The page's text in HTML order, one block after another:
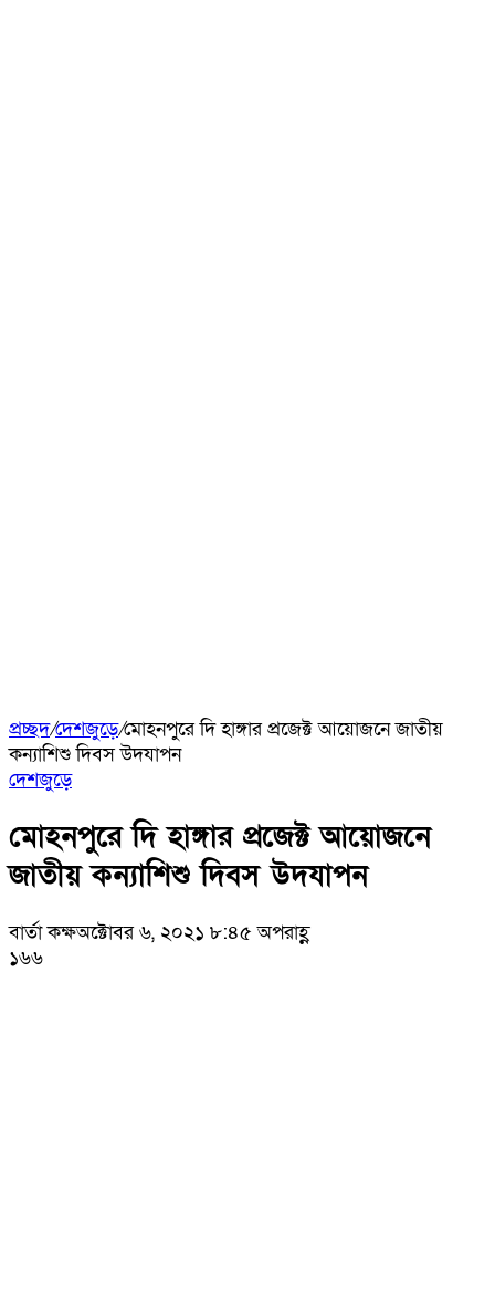
প্রচ্ছদ/দেশজুড়ে/মোহনপুরে দি হাঙ্গার প্রজেক্ট আয়োজনে জাতীয়
কন্যাশিশু দিবস উদযাপন
দেশজুড়ে
মোহনপুরে দি হাঙ্গার প্রজেক্ট আয়োজনে
জাতীয় কন্যাশিশু দিবস উদযাপন
বার্তা কক্ষঅক্টোবর ৬, ২০২১ ৮:৪৫ অপরাহ্ণ
১৬৬